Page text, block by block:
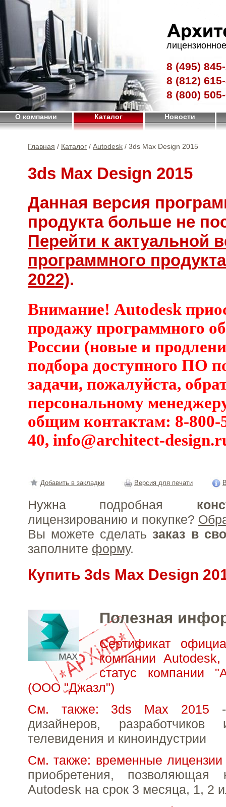
8 (495)
8 (812)
8 (800)
О компании Каталог Новости
Главная / Каталог / Autodesk / 3ds Max Design 2015
3ds Max Design 2015
Данная версия
продукта больше не
Перейти к актуальной
программного
2022).
Внимание! Autodesk
продажу программного
России (новые и
подбора доступного ПО
задачи, пожалуйста,
персональному
общим контактам: 8-800-
40, info@architect-
Добавить в закладки Версия для печати
Нужна подробная
лицензированию и покупке?
Вы можете сделать заказ в
заполните форму.
Купить 3ds Max Design
Полезная
Сертификат
компании
статус компании
(ООО "Джазл")
См. также: 3ds Max 2015 -
дизайнеров, разработчиков
телевидения и киноиндустрии
См. также: временные
приобретения, позволяющая
Autodesk на срок 3 месяца, 1, 2